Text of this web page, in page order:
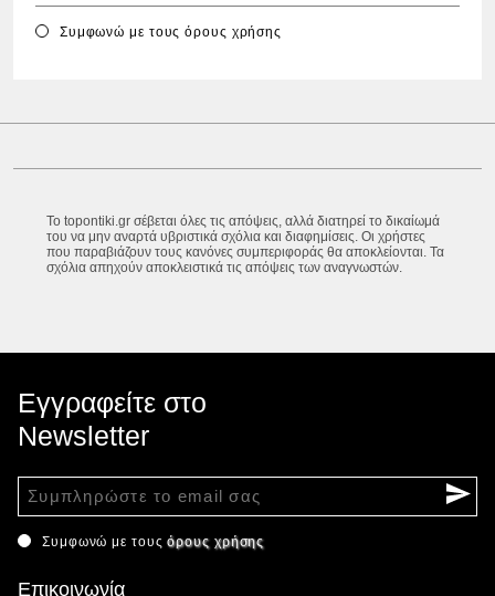
Συμφωνώ με τουςόρους χρήσης
Το topontiki.gr σέβεται όλες τις απόψεις, αλλά διατηρεί το δικαίωμά
του να μην αναρτά υβριστικά σχόλια και διαφημίσεις. Οι χρήστες
που παραβιάζουν τους κανόνες συμπεριφοράς θα αποκλείονται. Τα
σχόλια απηχούν αποκλειστικά τις απόψεις των αναγνωστών.
Εγγραφείτε στο
Newsletter
Συμφωνώ με τουςόρους χρήσης
Επικοινωνία